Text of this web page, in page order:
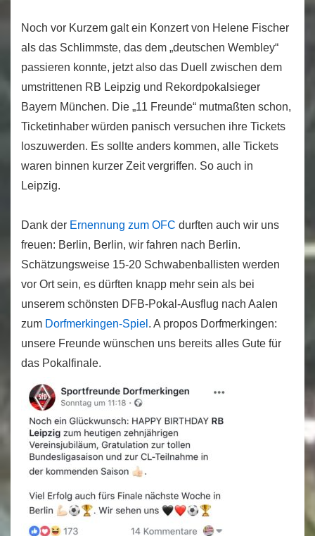
Noch vor Kurzem galt ein Konzert von Helene Fischer
als das Schlimmste, das dem „deutschen Wembley“
passieren konnte, jetzt also das Duell zwischen dem
umstrittenen RB Leipzig und Rekordpokalsieger
Bayern München. Die „11 Freunde“ mutmaßten schon,
Ticketinhaber würden panisch versuchen ihre Tickets
loszuwerden. Es sollte anders kommen, alle Tickets
waren binnen kurzer Zeit vergriffen. So auch in
Leipzig.
Dank der Ernennung zum OFC durften auch wir uns
freuen: Berlin, Berlin, wir fahren nach Berlin.
Schätzungsweise 15-20 Schwabenballisten werden
vor Ort sein, es dürften knapp mehr sein als bei
unserem schönsten DFB-Pokal-Ausflug nach Aalen
zum Dorfmerkingen-Spiel . A propos Dorfmerkingen:
unsere Freunde wünschen uns bereits alles Gute für
das Pokalfinale.